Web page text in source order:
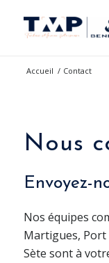
Accueil / Contact
Nous
Envoyez-
Nos équipes
Martigues, Port
Sète sont à